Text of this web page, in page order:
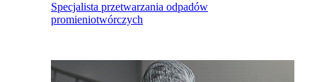
Specjalista przetwarzania odpadów
promieniotwórczych